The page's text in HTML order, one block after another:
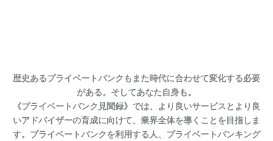
歴史あるプライベートバンクもまた時代に合わせて変化する必要
がある。そしてあなた自身も。
《プライベートバンク見聞録》では、より良いサービスとより良
いアドバイザーの育成に向けて、業界全体を導くことを目指しま
す。プライベートバンクを利用する人、プライベートバンキング